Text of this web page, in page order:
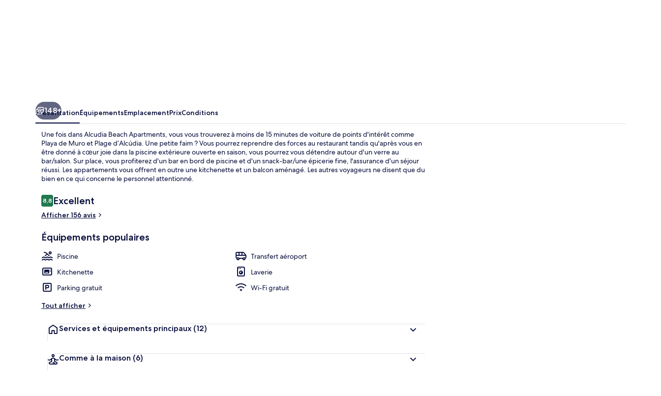
Extérieur
148+
PrésentationÉquipementsEmplacementPrixConditions
Une fois dans Alcudia Beach Apartments, vous vous trouverez à moins de 15 minutes de voiture de points d'intérêt comme
Playa de Muro et Plage d’Alcúdia. Une petite faim ? Vous pourrez reprendre des forces au restaurant tandis qu'après vous en
être donné à cœur joie dans la piscine extérieure ouverte en saison, vous pourrez vous détendre autour d'un verre au
bar/salon. Sur place, vous profiterez d'un bar en bord de piscine et d'un snack-bar/une épicerie fine, l'assurance d'un séjour
réussi. Les appartements vous offrent en outre une kitchenette et un balcon aménagé. Les autres voyageurs ne disent que du
bien en ce qui concerne le personnel attentionné.
Avis
voyageurs
8,88,8 sur 10
Excellent
Afficher 156 avis
Équipements populaires
Piscine
Transfert aéroport
Kitchenette
Laverie
Parking gratuit
Wi-Fi gratuit
Tout afficher
Services et équipements principaux (12)
Comme à la maison (6)